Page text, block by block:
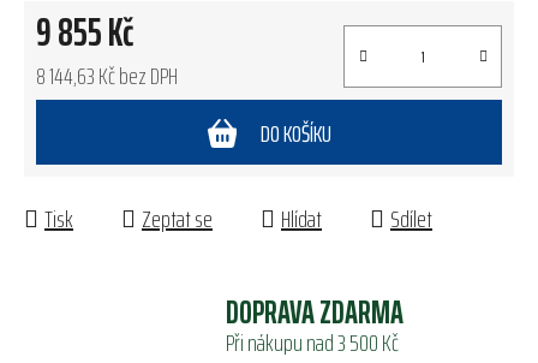
9 855 Kč
8 144,63 Kč bez DPH
DO KOŠÍKU
Tisk Zeptat se Hlídat Sdílet
DOPRAVA ZDARMA
Při nákupu nad 3 500 Kč